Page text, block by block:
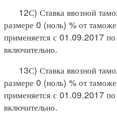
12С) Ставка ввозной
размере 0 (ноль) % от
применяется с 01.09.2017
включительно.
13С) Ставка ввозной
размере 0 (ноль) % от
применяется с 01.09.2017
включительно.